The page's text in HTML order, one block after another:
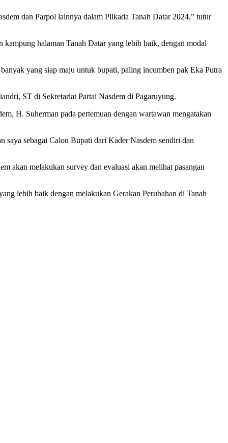
dan Parpol lainnya dalam Pilkada Tanah Datar 2024,” tutur
halaman Tanah Datar yang lebih baik, dengan modal
yang siap maju untuk bupati, paling incumben pak Eka Putra
ST di Sekretariat Partai Nasdem di Pagaruyung.
H. Suherman pada pertemuan dengan wartawan mengatakan
saya sebagai Calon Bupati dari Kader Nasdem sendiri dan
akan melakukan survey dan evaluasi akan melihat pasangan
lebih baik dengan melakukan Gerakan Perubahan di Tanah